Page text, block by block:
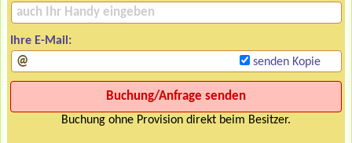
Ihre E-Mail:
senden Kopie
Buchung ohne Provision direkt beim Besitzer.